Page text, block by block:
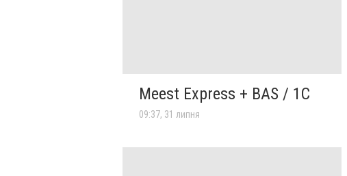
Meest Express + BAS / 1C
09:37, 31 липня